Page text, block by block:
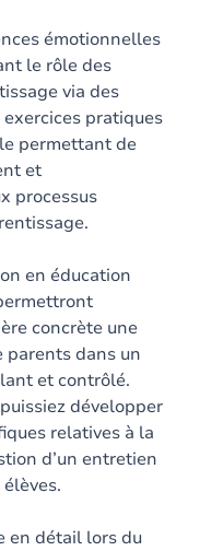
émotionnelles
le rôle des
via des
pratiques
permettant de
et
processus
en éducation
concrète une
parents dans un
et contrôlé.
développer
relatives à la
d’un entretien
en détail lors du